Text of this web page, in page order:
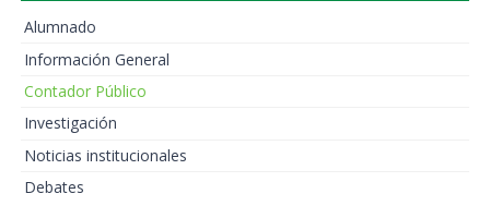
Alumnado
Información General
Contador Público
Investigación
Noticias institucionales
Debates